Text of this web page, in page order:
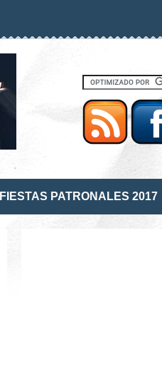
FIESTAS PATRONALES 2017